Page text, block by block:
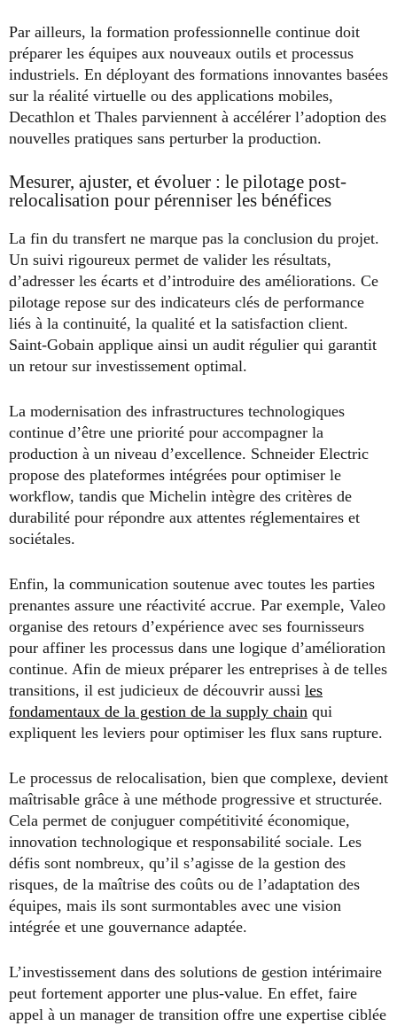
Par ailleurs, la formation professionnelle continue doit
préparer les équipes aux nouveaux outils et processus
industriels. En déployant des formations innovantes basées
sur la réalité virtuelle ou des applications mobiles,
Decathlon et Thales parviennent à accélérer l’adoption des
nouvelles pratiques sans perturber la production.
Mesurer, ajuster, et évoluer : le pilotage post-
relocalisation pour pérenniser les bénéfices
La fin du transfert ne marque pas la conclusion du projet.
Un suivi rigoureux permet de valider les résultats,
d’adresser les écarts et d’introduire des améliorations. Ce
pilotage repose sur des indicateurs clés de performance
liés à la continuité, la qualité et la satisfaction client.
Saint-Gobain applique ainsi un audit régulier qui garantit
un retour sur investissement optimal.
La modernisation des infrastructures technologiques
continue d’être une priorité pour accompagner la
production à un niveau d’excellence. Schneider Electric
propose des plateformes intégrées pour optimiser le
workflow, tandis que Michelin intègre des critères de
durabilité pour répondre aux attentes réglementaires et
sociétales.
Enfin, la communication soutenue avec toutes les parties
prenantes assure une réactivité accrue. Par exemple, Valeo
organise des retours d’expérience avec ses fournisseurs
pour affiner les processus dans une logique d’amélioration
continue. Afin de mieux préparer les entreprises à de telles
transitions, il est judicieux de découvrir aussi les
fondamentaux de la gestion de la supply chain qui
expliquent les leviers pour optimiser les flux sans rupture.
Le processus de relocalisation, bien que complexe, devient
maîtrisable grâce à une méthode progressive et structurée.
Cela permet de conjuguer compétitivité économique,
innovation technologique et responsabilité sociale. Les
défis sont nombreux, qu’il s’agisse de la gestion des
risques, de la maîtrise des coûts ou de l’adaptation des
équipes, mais ils sont surmontables avec une vision
intégrée et une gouvernance adaptée.
L’investissement dans des solutions de gestion intérimaire
peut fortement apporter une plus-value. En effet, faire
appel à un manager de transition offre une expertise ciblée